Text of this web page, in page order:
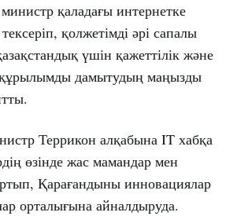
қаладағы интернетке
қолжетімді әрі сапалы
үшін қажеттілік және
дамытудың маңызды
Террикон алқабына IT хабқа
өзінде жас мамандар мен
Қарағандыны инновациялар
орталығына айналдыруда.